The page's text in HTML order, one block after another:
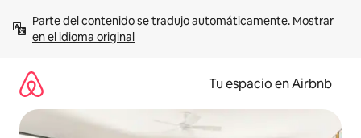
contenido
Parte del contenido se tradujo automáticamente. Mostrar
en el idioma original
Tu espacio en Airbnb